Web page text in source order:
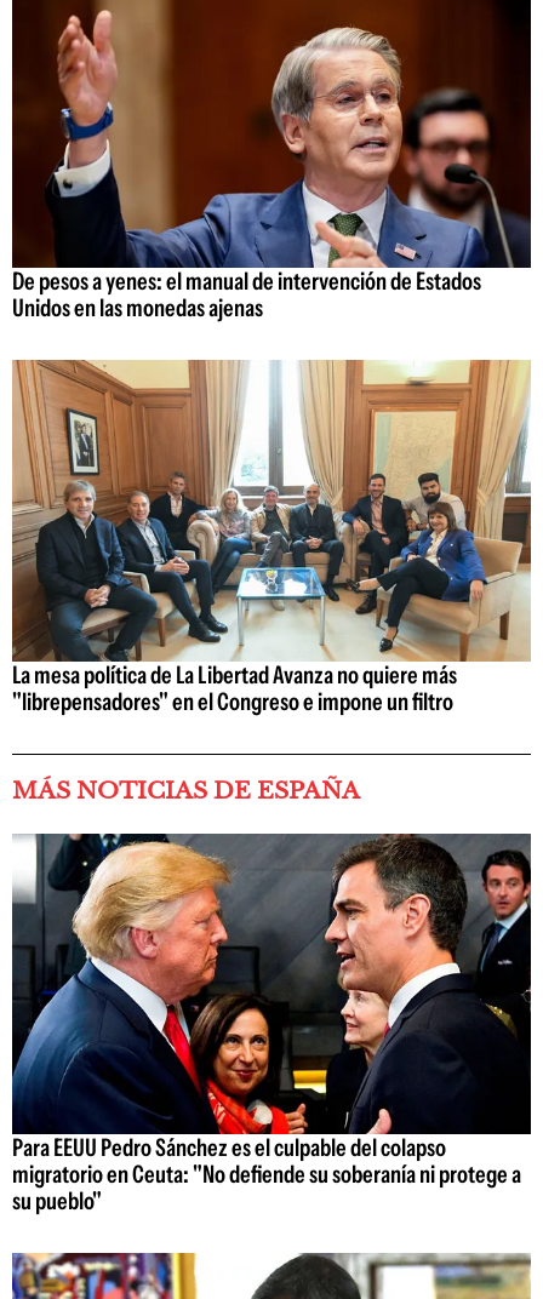
De pesos a yenes: el manual de intervención de Estados
Unidos en las monedas ajenas
La mesa política de La Libertad Avanza no quiere más
"librepensadores" en el Congreso e impone un filtro
MÁS NOTICIAS DE ESPAÑA
Para EEUU Pedro Sánchez es el culpable del colapso
migratorio en Ceuta: "No defiende su soberanía ni protege a
su pueblo"